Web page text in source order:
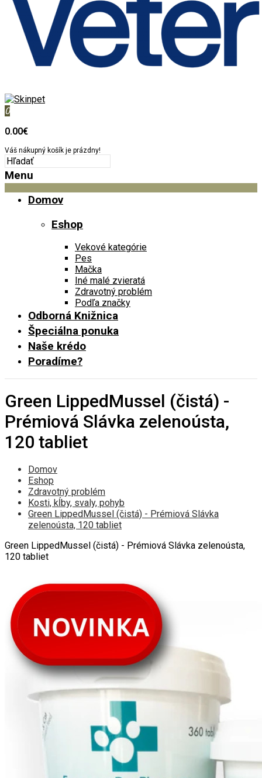
0
0.00€
Váš nákupný košík je prázdny!
Menu
Domov
Eshop
Vekové kategórie
Pes
Mačka
Iné malé zvieratá
Zdravotný problém
Podľa značky
Odborná Knižnica
Špeciálna ponuka
Naše krédo
Poradíme?
Green LippedMussel (čistá) -
Prémiová Slávka zelenoústa,
120 tabliet
Domov
Eshop
Zdravotný problém
Kosti, kĺby, svaly, pohyb
Green LippedMussel (čistá) - Prémiová Slávka
zelenoústa, 120 tabliet
Green LippedMussel (čistá) - Prémiová Slávka zelenoústa,
120 tabliet